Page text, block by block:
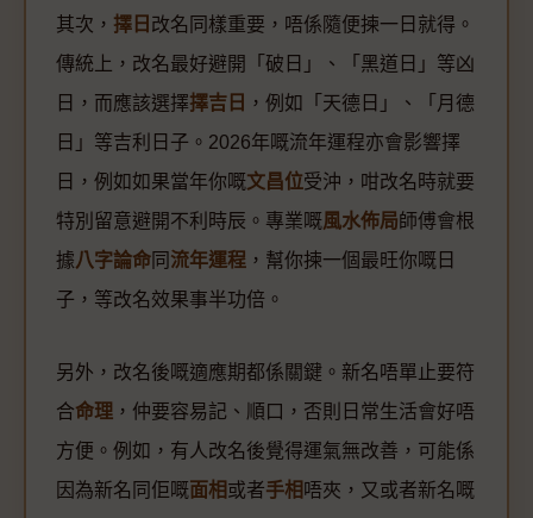
其次， 擇日 改名同樣重要，唔係隨便揀一日就得。
傳統上，改名最好避開「破日」、「黑道日」等凶
日，而應該選擇擇吉日 ，例如「天德日」、「月德
日」等吉利日子。2026年嘅流年運程亦會影響擇
日，例如如果當年你嘅文昌位受沖，咁改名時就要
特別留意避開不利時辰。專業嘅風水佈局師傅會根
據八字論命 同 流年運程 ，幫你揀一個最旺你嘅日
子，等改名效果事半功倍。
另外，改名後嘅適應期都係關鍵。新名唔單止要符
合命理 ，仲要容易記、順口，否則日常生活會好唔
方便。例如，有人改名後覺得運氣無改善，可能係
因為新名同佢嘅面相或者手相 唔夾，又或者新名嘅